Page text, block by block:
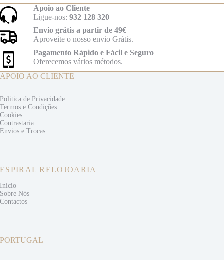
Apoio ao Cliente
Ligue-nos: 932 128 320
Envio grátis a partir de 49€
Aproveite o nosso envio Grátis.
Pagamento Rápido e Fácil e Seguro
Oferecemos vários métodos.
APOIO AO CLIENTE
Politica de Privacidade
Termos e Condições
Cookies
Contrastaria
Envios e Trocas
ESPIRAL RELOJOARIA
Início
Sobre Nós
Contactos
PORTUGAL